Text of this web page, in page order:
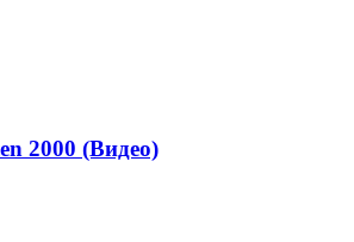
2000 (Видео)